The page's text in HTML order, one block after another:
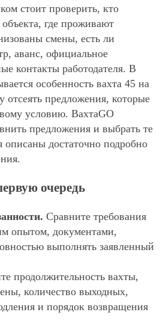
стоит проверить, кто
где проживают
смены, есть ли
аванс, официальное
контакты работодателя. В
особенность вахта 45 на
отсеять предложения, которые
условию. ВахтаGO
предложения и выбрать те
описаны достаточно подробно
очередь
Сравните требования
опытом, документами,
выполнять заявленный
продолжительность вахты,
количество выходных,
и порядок возвращения